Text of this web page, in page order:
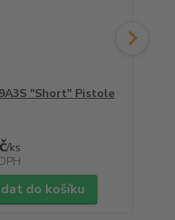
"Short" Pistole
/ks
do košíku